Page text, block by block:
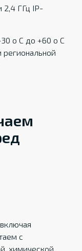
2,4 ГГц IP-
о С до +60 о С
региональной
с
химической,